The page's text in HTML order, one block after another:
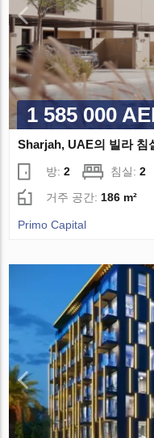
1 585 000
Sharjah, UAE의 빌라 침
방:2 침실:2
거주 공간: 186 m²
Primo Capital